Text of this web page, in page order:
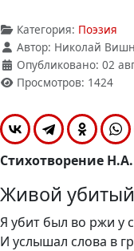
Категория: Поэзия
Автор: Николай
Опубликовано: 02
Просмотров: 1424
Стихотворение
Живой убитый
Я убит был во ржи у
И услышал слова в